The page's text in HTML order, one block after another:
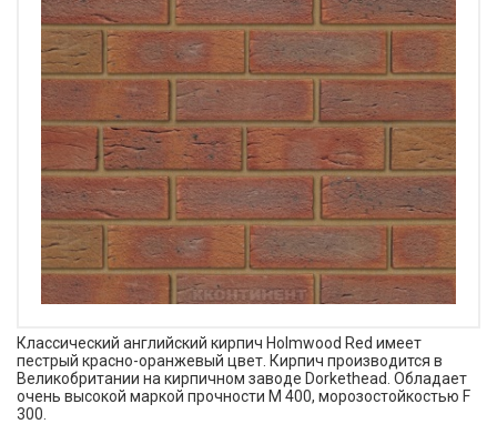
Классический английский кирпич Holmwood Red имеет
пестрый красно-оранжевый цвет. Кирпич производится в
Великобритании на кирпичном заводе Dorkethead. Обладает
очень высокой маркой прочности М 400, морозостойкостью F
300.